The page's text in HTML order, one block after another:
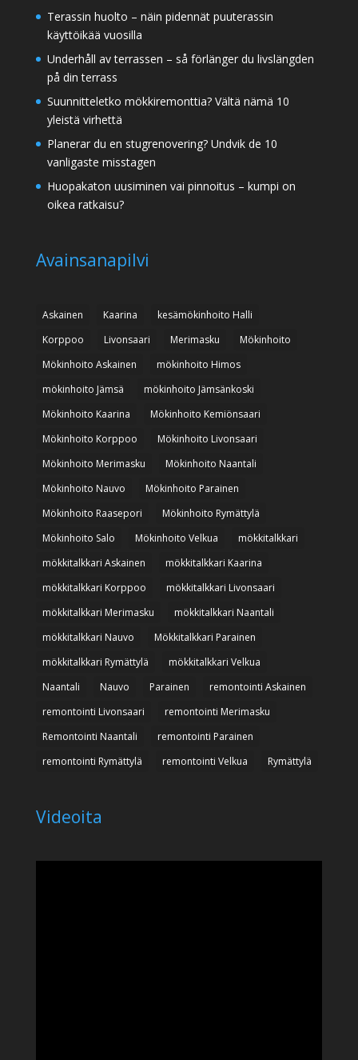
Terassin huolto – näin pidennät puuterassin
käyttöikää vuosilla
Underhåll av terrassen – så förlänger du livslängden
på din terrass
Suunnitteletko mökkiremonttia? Vältä nämä 10
yleistä virhettä
Planerar du en stugrenovering? Undvik de 10
vanligaste misstagen
Huopakaton uusiminen vai pinnoitus – kumpi on
oikea ratkaisu?
Avainsanapilvi
Askainen Kaarina
kesämökinhoito Halli
Korppoo
Livonsaari Merimasku
Mökinhoito
Mökinhoito Askainen
mökinhoito Himos
mökinhoito Jämsä
mökinhoito Jämsänkoski
Mökinhoito Kaarina
Mökinhoito Kemiönsaari
Mökinhoito Korppoo
Mökinhoito Livonsaari
Mökinhoito Merimasku
Mökinhoito Naantali
Mökinhoito Nauvo
Mökinhoito Parainen
Mökinhoito Raasepori
Mökinhoito Rymättylä
Mökinhoito Salo
Mökinhoito Velkua
mökkitalkkari
mökkitalkkari Askainen
mökkitalkkari Kaarina
mökkitalkkari Korppoo
mökkitalkkari Livonsaari
mökkitalkkari Merimasku
mökkitalkkari Naantali
mökkitalkkari Nauvo
Mökkitalkkari Parainen
mökkitalkkari Rymättylä
mökkitalkkari Velkua
Naantali
Nauvo Parainen
remontointi Askainen
remontointi Livonsaari
remontointi Merimasku
Remontointi Naantali
remontointi Parainen
remontointi Rymättylä
remontointi Velkua Rymättylä
Videoita